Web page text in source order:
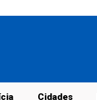
Cidades